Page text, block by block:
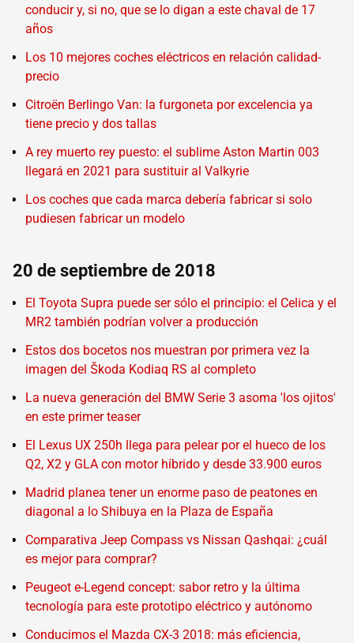
conducir y, si no, que se lo digan a este chaval de 17
años
Los 10 mejores coches eléctricos en relación calidad-
precio
Citroën Berlingo Van: la furgoneta por excelencia ya
tiene precio y dos tallas
A rey muerto rey puesto: el sublime Aston Martin 003
llegará en 2021 para sustituir al Valkyrie
Los coches que cada marca debería fabricar si solo
pudiesen fabricar un modelo
20 de septiembre de 2018
El Toyota Supra puede ser sólo el principio: el Celica y el
MR2 también podrían volver a producción
Estos dos bocetos nos muestran por primera vez la
imagen del Škoda Kodiaq RS al completo
La nueva generación del BMW Serie 3 asoma 'los ojitos'
en este primer teaser
El Lexus UX 250h llega para pelear por el hueco de los
Q2, X2 y GLA con motor híbrido y desde 33.900 euros
Madrid planea tener un enorme paso de peatones en
diagonal a lo Shibuya en la Plaza de España
Comparativa Jeep Compass vs Nissan Qashqai: ¿cuál
es mejor para comprar?
Peugeot e-Legend concept: sabor retro y la última
tecnología para este prototipo eléctrico y autónomo
Conducimos el Mazda CX-3 2018: más eficiencia,